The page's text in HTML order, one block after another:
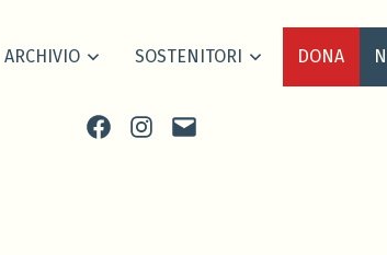
ARCHIVIO SOSTENITORI DONA
FacebookInstagram
scrivi